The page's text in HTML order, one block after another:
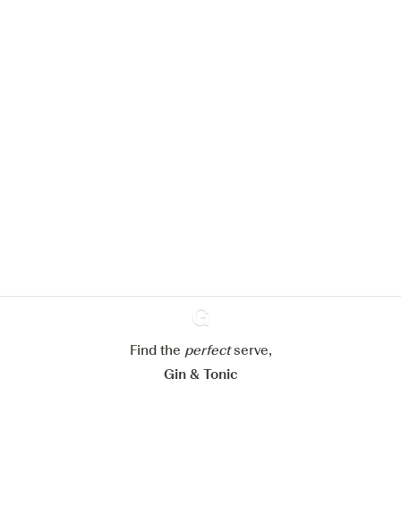
Ginventory
Find the perfectserve,
Gin & Tonic
Paramétrer mes cookies
Refuser tout Accepter tout